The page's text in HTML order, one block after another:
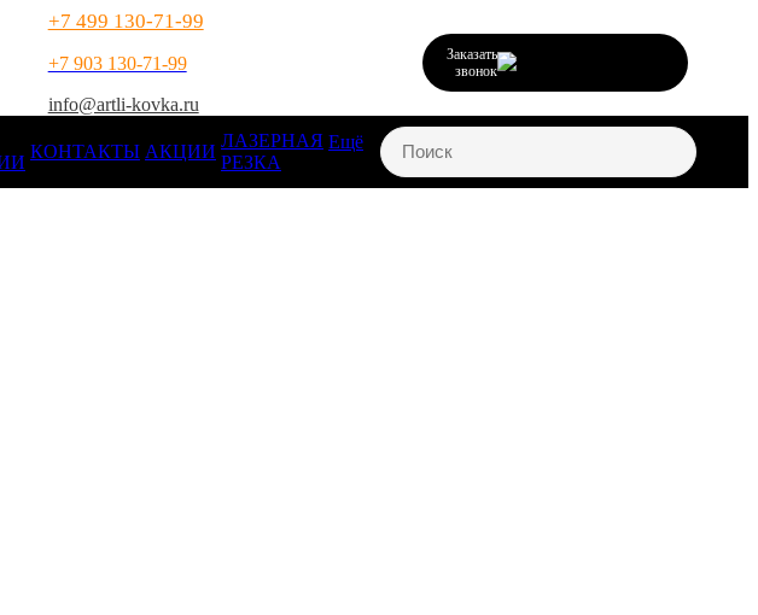
+7 499 130-71-99
+7 903 130-71-99
info@artli-kovka.ru
Заказать
звонок
КОНТАКТЫ АКЦИИ
ЛАЗЕРНАЯ
РЕЗКА
Ещё